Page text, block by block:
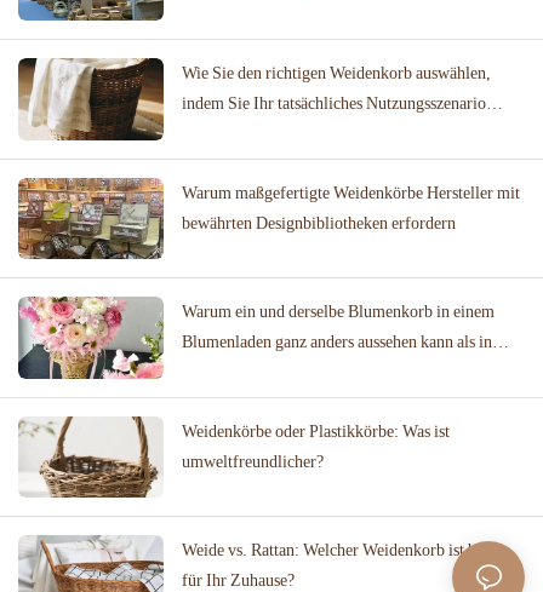
Wie Sie den richtigen Weidenkorb auswählen,
indem Sie Ihr tatsächliches Nutzungsszenario
Warum maßgefertigte Weidenkörbe Hersteller mit
bewährten Designbibliotheken erfordern
Warum ein und derselbe Blumenkorb in einem
Blumenladen ganz anders aussehen kann als in
Weidenkörbe oder Plastikkörbe: Was ist
umweltfreundlicher?
Weide vs. Rattan: Welcher Weidenkorb ist besser
für Ihr Zuhause?